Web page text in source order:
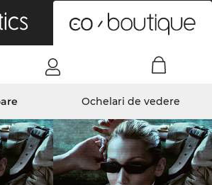
Ochelari de vedere